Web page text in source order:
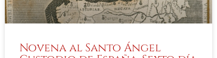
Novena al Santo Ángel